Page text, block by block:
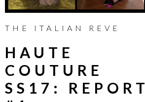
THE ITALIAN REVE
HAUTE
COUTURE
SS17: REPORT